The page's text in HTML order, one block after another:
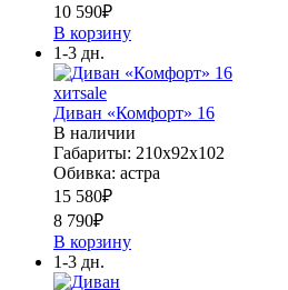
10 590₽
В корзину
1-3 дн.
хитsale
Диван «Комфорт» 16
В наличии
Габариты: 210х92х102
Обивка: астра
15 580₽
8 790₽
В корзину
1-3 дн.